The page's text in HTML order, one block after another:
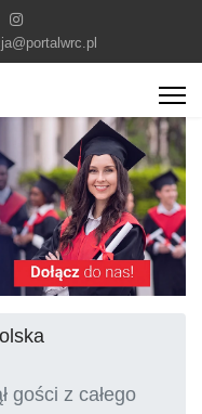
gości z całego